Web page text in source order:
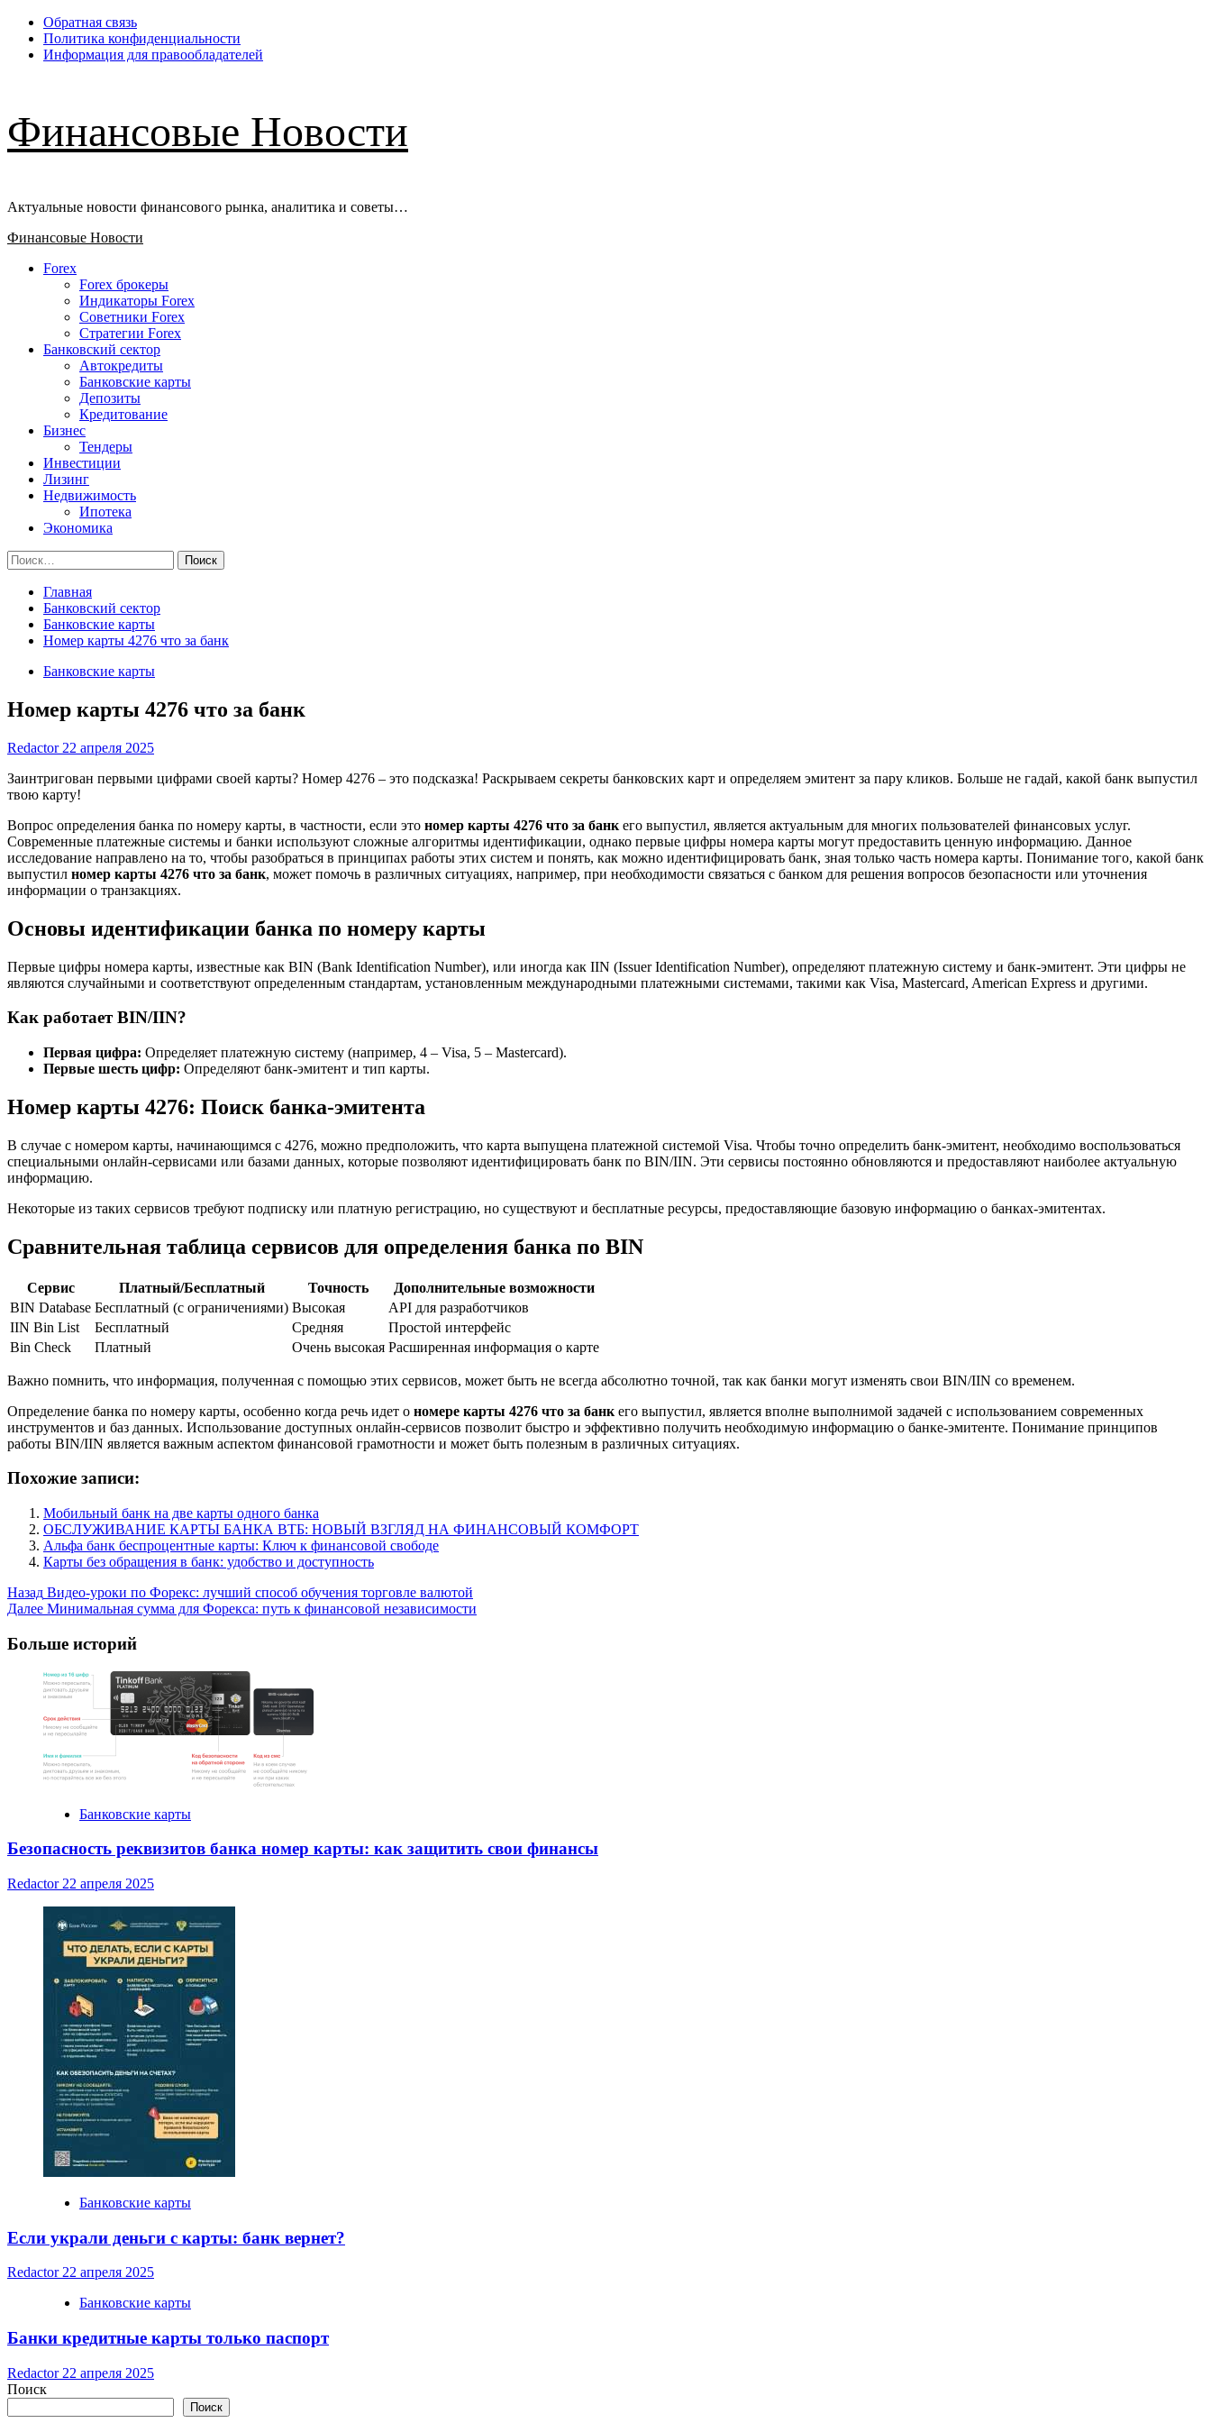
Перейти
содержимому
Обратная связь
Политика конфиденциальности
Информация для правообладателей
Финансовые Новости
Актуальные новости финансового рынка, аналитика и советы…
Основное
Финансовые Новости
Forex
Forex брокеры
Индикаторы Forex
Советники Forex
Стратегии Forex
Банковский сектор
Автокредиты
Банковские карты
Депозиты
Кредитование
Бизнес
Тендеры
Инвестиции
Лизинг
Недвижимость
Ипотека
Экономика
Найти:
Главная
Банковский сектор
Банковские карты
Номер карты 4276 что за банк
Банковские карты
Номер карты 4276 что за банк
Redactor 22 апреля 2025
Заинтригован первыми цифрами своей карты? Номер 4276 – это подсказка! Раскрываем секреты банковских карт и определяем эмитент за пару кликов. Больше не гадай, какой банк выпустил
твою карту!
Вопрос определения банка по номеру карты, в частности, если это номер карты 4276 что за банк его выпустил, является актуальным для многих пользователей финансовых услуг.
Современные платежные системы и банки используют сложные алгоритмы идентификации, однако первые цифры номера карты могут предоставить ценную информацию. Данное
исследование направлено на то, чтобы разобраться в принципах работы этих систем и понять, как можно идентифицировать банк, зная только часть номера карты. Понимание того, какой банк
выпустил номер карты 4276 что за банк, может помочь в различных ситуациях, например, при необходимости связаться с банком для решения вопросов безопасности или уточнения
информации о транзакциях.
Основы идентификации банка по номеру карты
Первые цифры номера карты, известные как BIN (Bank Identification Number), или иногда как IIN (Issuer Identification Number), определяют платежную систему и банк-эмитент. Эти цифры не
являются случайными и соответствуют определенным стандартам, установленным международными платежными системами, такими как Visa, Mastercard, American Express и другими.
Как работает BIN/IIN?
Первая цифра: Определяет платежную систему (например, 4 – Visa, 5 – Mastercard).
Первые шесть цифр: Определяют банк-эмитент и тип карты.
Номер карты 4276: Поиск банка-эмитента
В случае с номером карты, начинающимся с 4276, можно предположить, что карта выпущена платежной системой Visa. Чтобы точно определить банк-эмитент, необходимо воспользоваться
специальными онлайн-сервисами или базами данных, которые позволяют идентифицировать банк по BIN/IIN. Эти сервисы постоянно обновляются и предоставляют наиболее актуальную
информацию.
Некоторые из таких сервисов требуют подписку или платную регистрацию, но существуют и бесплатные ресурсы, предоставляющие базовую информацию о банках-эмитентах.
Сравнительная таблица сервисов для определения банка по BIN
Сервис Платный/Бесплатный Точность
Дополнительные возможности
BIN Database Бесплатный (с ограничениями) Высокая
API для разработчиков
IIN Bin List
Бесплатный Средняя
Простой интерфейс
Bin Check
Платный Очень высокая Расширенная информация о карте
Важно помнить, что информация, полученная с помощью этих сервисов, может быть не всегда абсолютно точной, так как банки могут изменять свои BIN/IIN со временем.
Определение банка по номеру карты, особенно когда речь идет о номере карты 4276 что за банк его выпустил, является вполне выполнимой задачей с использованием современных
инструментов и баз данных. Использование доступных онлайн-сервисов позволит быстро и эффективно получить необходимую информацию о банке-эмитенте. Понимание принципов
работы BIN/IIN является важным аспектом финансовой грамотности и может быть полезным в различных ситуациях.
Похожие записи:
Мобильный банк на две карты одного банка
ОБСЛУЖИВАНИЕ КАРТЫ БАНКА ВТБ: НОВЫЙ ВЗГЛЯД НА ФИНАНСОВЫЙ КОМФОРТ
Альфа банк беспроцентные карты: Ключ к финансовой свободе
Карты без обращения в банк: удобство и доступность
Post
Navigation
Назад Видео-уроки по Форекс: лучший способ обучения торговле валютой
Далее Минимальная сумма для Форекса: путь к финансовой независимости
Больше историй
Банковские карты
Безопасность реквизитов банка номер карты: как защитить свои финансы
Redactor 22 апреля 2025
Банковские карты
Если украли деньги с карты: банк вернет?
Redactor22 апреля 2025
Банковские карты
Банки кредитные карты только паспорт
Redactor 22 апреля 2025
Поиск
Поиск